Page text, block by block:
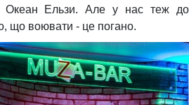
Ельзи. Але у нас теж
що воювати - це погано.